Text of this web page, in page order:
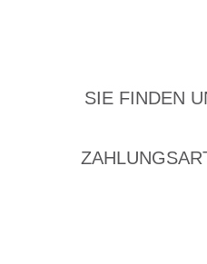
SIE FINDEN